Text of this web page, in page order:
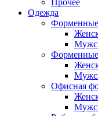
Прочее
Одежда
Форменные
Офисная